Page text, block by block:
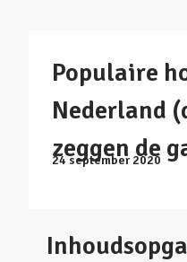
Populaire
Nederland
zeggen de
24 september 2020